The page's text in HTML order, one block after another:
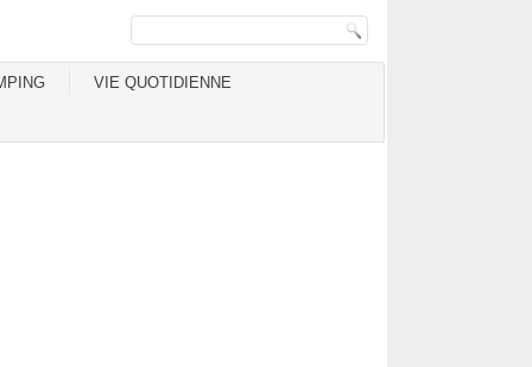
VIE QUOTIDIENNE